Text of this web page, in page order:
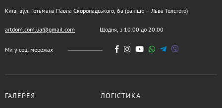
Київ, вул. Гетьмана Павла Скоропадського, 6а (раніше – Льва Толстого)
artdom.com.ua@gmail.com Щодня, з 10:00 до 20:00
Ми у соц. мережах
ГАЛЕРЕЯ ЛОГІСТИКА